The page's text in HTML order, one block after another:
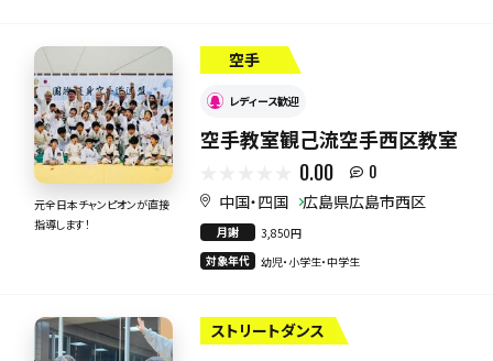
元全日本チャンピオンが直接
指導します！
空手
レディース歓迎
空手教室観己流空手西区教室
0.00 0
中国・四国 広島県広島市西区
月謝
3,850円
対象年代
幼児・小学生・中学生
ストリートダンス